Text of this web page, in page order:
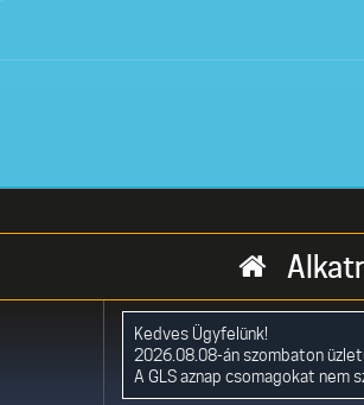
Kedves Ügyfelünk!
2026.08.08-án szombaton
A GLS aznap csomagokat